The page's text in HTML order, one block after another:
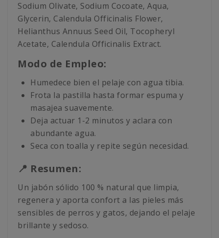
Sodium Olivate, Sodium Cocoate, Aqua,
Glycerin, Calendula Officinalis Flower,
Helianthus Annuus Seed Oil, Tocopheryl
Acetate, Calendula Officinalis Extract.
Modo de Empleo:
Humedece bien el pelaje con agua tibia.
Frota la pastilla hasta formar espuma y
masajea suavemente.
Deja actuar 1-2 minutos y aclara con
abundante agua.
Seca con toalla y repite según necesidad.
📍 Resumen:
Un jabón sólido 100 % natural que limpia,
regenera y aporta confort a las pieles más
sensibles de perros y gatos, dejando el pelaje
brillante y sedoso.